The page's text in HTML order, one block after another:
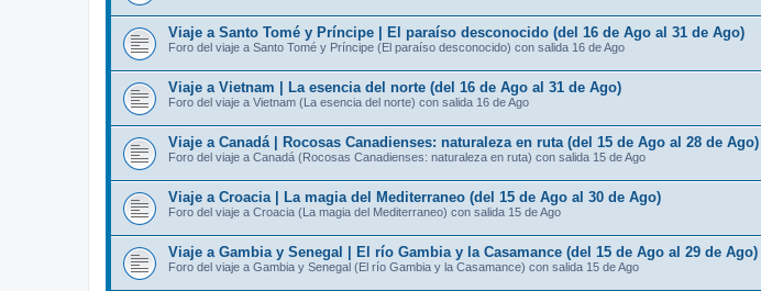
Viaje a Santo Tomé y Príncipe | El paraíso desconocido (del 16 de Ago al 31 de Ago)
Foro del viaje a Santo Tomé y Príncipe (El paraíso desconocido) con salida 16 de Ago
Viaje a Vietnam | La esencia del norte (del 16 de Ago al 31 de Ago)
Foro del viaje a Vietnam (La esencia del norte) con salida 16 de Ago
Viaje a Canadá | Rocosas Canadienses: naturaleza en ruta (del 15 de Ago al 28 de Ago)
Foro del viaje a Canadá (Rocosas Canadienses: naturaleza en ruta) con salida 15 de Ago
Viaje a Croacia | La magia del Mediterraneo (del 15 de Ago al 30 de Ago)
Foro del viaje a Croacia (La magia del Mediterraneo) con salida 15 de Ago
Viaje a Gambia y Senegal | El río Gambia y la Casamance (del 15 de Ago al 29 de Ago)
Foro del viaje a Gambia y Senegal (El río Gambia y la Casamance) con salida 15 de Ago